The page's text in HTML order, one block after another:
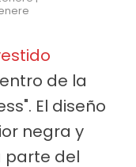
de la
El diseño
negra y
parte del